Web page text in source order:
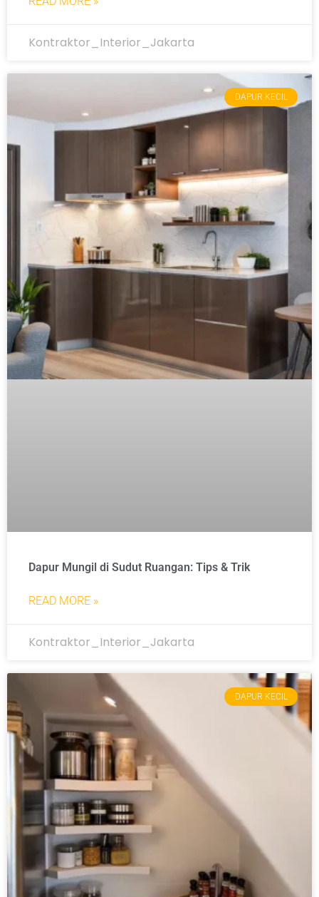
Kontraktor_Interior_Jakarta
DAPUR KECIL
Dapur Mungil di Sudut Ruangan: Tips & Trik
READ MORE »
Kontraktor_Interior_Jakarta
DAPUR KECIL